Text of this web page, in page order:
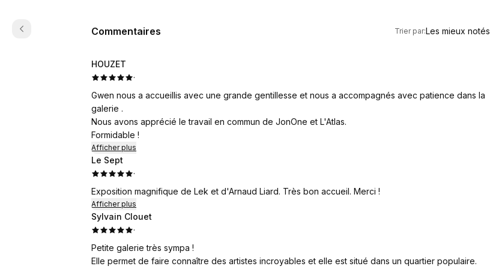
Commentaires
Les mieux notés
Trier par:Les mieux notés
HOUZET
·
Gwen nous a accueillis avec une grande gentillesse et nous a accompagnés avec patience dans la
galerie .
Nous avons apprécié le travail en commun de JonOne et L'Atlas.
Formidable !
Afficher plus
Le Sept
·
Exposition magnifique de Lek et d'Arnaud Liard. Très bon accueil. Merci !
Afficher plus
Sylvain Clouet
·
Petite galerie très sympa !
Elle permet de faire connaître des artistes incroyables et elle est situé dans un quartier populaire.